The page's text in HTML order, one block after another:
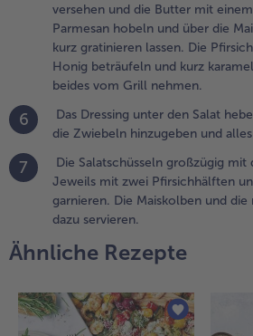
und
Butter mit
Den
und
die
und
restlichen
versehen und die Butter mit
Parmesan hobeln und über die
kurz gratinieren lassen. Die
Honig beträufeln und kurz
beides vom Grill nehmen.
6
Das Dressing unter den Salat
die Zwiebeln hinzugeben und
7
Die Salatschüsseln großzügig
Jeweils mit zwei Pfirsichhälften
garnieren. Die Maiskolben und
dazu servieren.
Ähnliche Rezepte